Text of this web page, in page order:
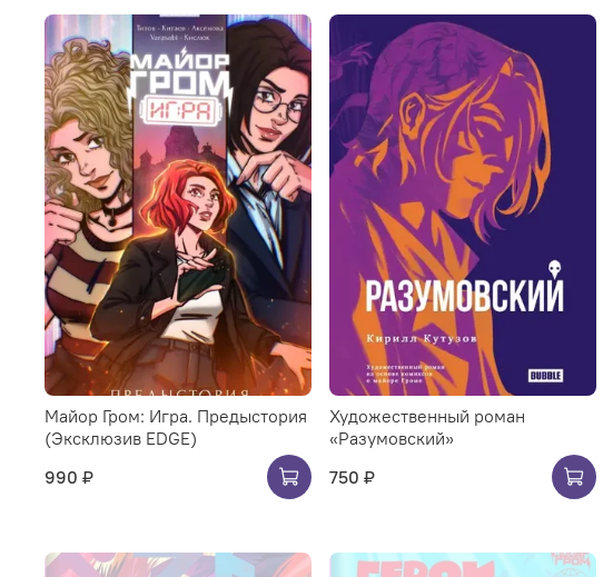
Майор Гром: Игра. Предыстория
(Эксклюзив EDGE)
990 ₽
Художественный роман
«Разумовский»
750 ₽